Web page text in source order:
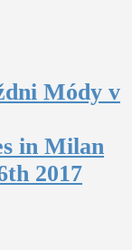
Módy v
in Milan
2017